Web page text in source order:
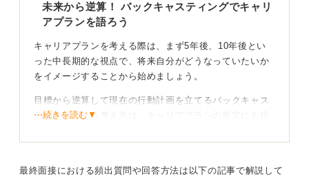
未来から逆算！ バックキャスティングでキャリ
アプランを語ろう
キャリアプランを考える際は、まず5年後、10年後とい
った中長期的な視点で、将来自分がどうなっていたいか
をイメージすることから始めましょう。
目標から逆算して現在の行動計画を立てるバックキャス
ティングという考え方は、キャリアプランの策定にも役
ンシートがおすすめです。
⋯続きを読む▼
最終面接における頻出質問や回答方法は以下の記事で解説して